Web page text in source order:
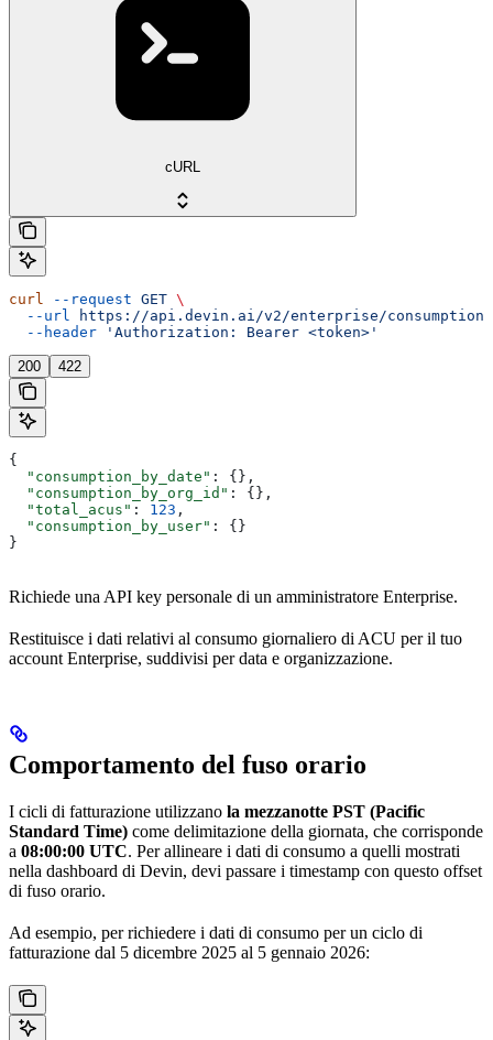
cURL
curl --request GET \
  --url
https://api.devin.ai/v2/enterprise/
  --header
'Authorization: Bearer <token>'
200 422
{
  "consumption_by_date"
: {},
  "consumption_by_org_id"
: {},
  "total_acus"
: 123 ,
  "consumption_by_user"
: {}
}
Richiede una API key personale di un amministratore Enterprise.
Restituisce i dati relativi al consumo giornaliero di ACU per il tuo
account Enterprise, suddivisi per data e organizzazione.
Comportamento del fuso orario
I cicli di fatturazione utilizzano la mezzanotte PST (Pacific
Standard Time) come delimitazione della giornata, che corrisponde
a 08:00:00 UTC. Per allineare i dati di consumo a quelli mostrati
nella dashboard di Devin, devi passare i timestamp con questo offset
di fuso orario.
Ad esempio, per richiedere i dati di consumo per un ciclo di
fatturazione dal 5 dicembre 2025 al 5 gennaio 2026: